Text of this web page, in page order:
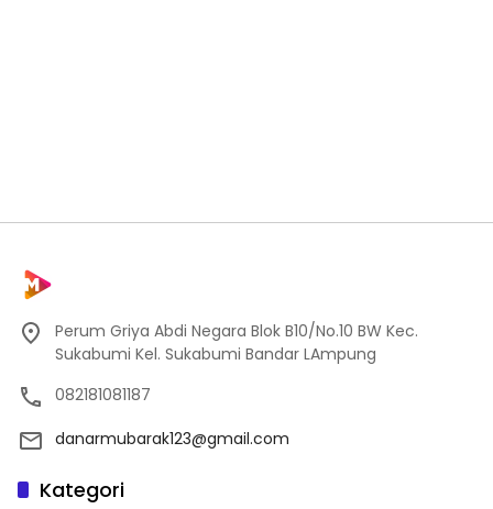
Perum Griya Abdi Negara Blok B10/No.10 BW Kec.
Sukabumi Kel. Sukabumi Bandar LAmpung
082181081187
danarmubarak123@gmail.com
Kategori